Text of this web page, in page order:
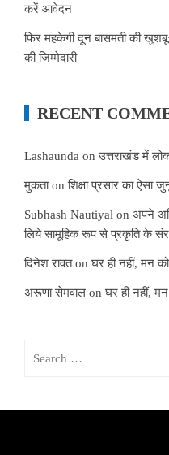
करें आवेदन
फिर महकेगी दून बासमती की
की जिम्मेदारी
RECENT
Lashaunda onउत्तराखंड में
मुकताonशिक्षा प्रसार का ऐसा
Subhash Nautiyal on अपने
लिये सामूहिक रूप से प्रकृति के
दिनेश रावतonघर ही नहीं, मन को
अरूणा सेमवाल onघर ही नहीं, मन